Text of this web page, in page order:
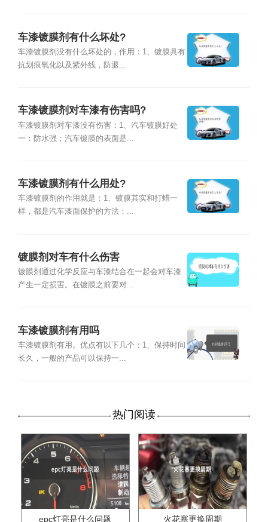
车漆镀膜剂有什么坏处?
车漆镀膜剂没有什么坏处的，作用：1、镀膜具有
抗划痕氧化以及紫外线，防退...
车漆镀膜剂对车漆有伤害吗?
车漆镀膜剂对车漆没有伤害：1、汽车镀膜好处
一：防水强；汽车镀膜的表面是...
车漆镀膜剂有什么用处?
车漆镀膜剂的作用就是：1、镀膜其实和打蜡一
样，都是汽车漆面保护的方法；...
镀膜剂对车有什么伤害
镀膜剂通过化学反应与车漆结合在一起会对车漆
产生一定损害。在镀膜之前要对...
车漆镀膜剂有用吗
车漆镀膜剂有用。优点有以下几个：1、保持时间
长久，一般的产品可以保持一...
热门阅读
epc灯亮是什么问题 火花塞更换周期